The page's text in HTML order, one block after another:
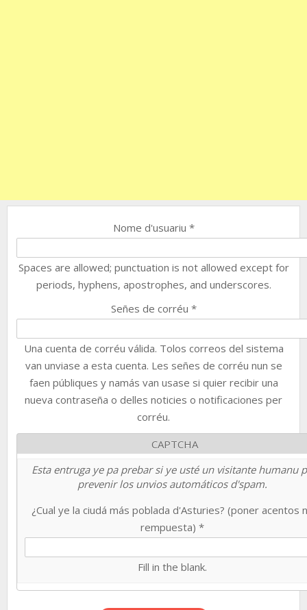
Nome d'usuariu *
Spaces are allowed; punctuation is not allowed except for
periods, hyphens, apostrophes, and underscores.
Señes de corréu *
Una cuenta de corréu válida. Tolos correos del sistema
van unviase a esta cuenta. Les señes de corréu nun se
faen públiques y namás van usase si quier recibir una
nueva contraseña o delles noticies o notificaciones per
corréu.
CAPTCHA
Esta entruga ye pa prebar si ye usté un visitante humanu
prevenir los unvios automáticos d'spam.
¿Cual ye la ciudá más poblada d'Asturies? (poner acentos
rempuesta) *
Fill in the blank.